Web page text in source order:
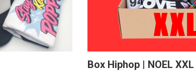
Box Hiphop | NOEL XXL